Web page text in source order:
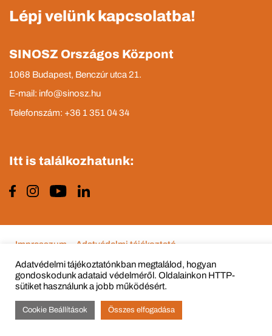
Lépj velünk kapcsolatba!
SINOSZ Országos Központ
1068 Budapest, Benczúr utca 21.
E-mail: info@sinosz.hu
Telefonszám: +36 1 351 04 34
Itt is találkozhatunk:
© Copyright 2015 - 2022 All Rights Reserved
Impresszum Adatvédelmi tájékoztató
Adatvédelmi tájékoztatónkban megtalálod, hogyan
gondoskodunk adataid védelméről. Oldalainkon HTTP-
sütiket használunk a jobb működésért.
Cookie Beállítások Összes elfogadása